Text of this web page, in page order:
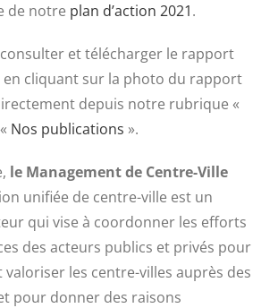
de notre plan d’action 2021.
et télécharger le rapport
en cliquant sur la photo du rapport
depuis notre rubrique «
Nos publications ».
le Management de Centre-Ville
unifiée de centre-ville est un
qui vise à coordonner les efforts
des acteurs publics et privés pour
les centre-villes auprès des
pour donner des raisons